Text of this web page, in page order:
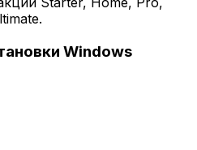
Windows